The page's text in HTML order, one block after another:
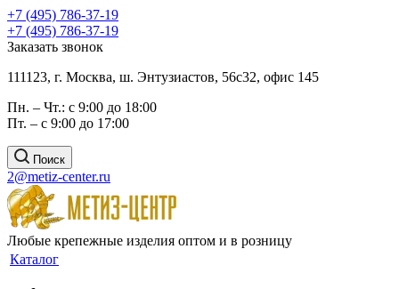
+7 (495) 786-37-19
+7 (495) 786-37-19
Заказать звонок
111123, г. Москва, ш. Энтузиастов, 56с32, офис 145
Пн. – Чт.: с 9:00 до 18:00
Пт. – с 9:00 до 17:00
Поиск
2@metiz-center.ru
Любые крепежные изделия оптом и в розницу
Каталог